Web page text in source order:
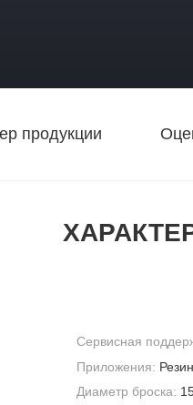
продукции
Сервисная
Приложения:
Диаметр броска: